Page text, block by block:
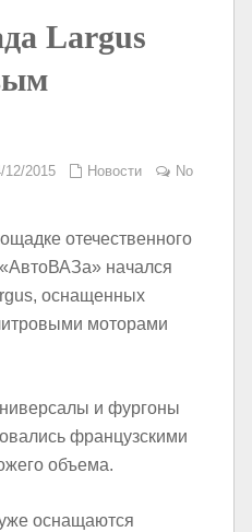
Largus
12/2015 Новости
No
отечественного
начался
оснащенных
моторами
и фургоны
французскими
объема.
оснащаются